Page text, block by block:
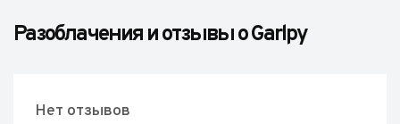
Разоблачения и отзывы о Garlpy
Нет отзывов